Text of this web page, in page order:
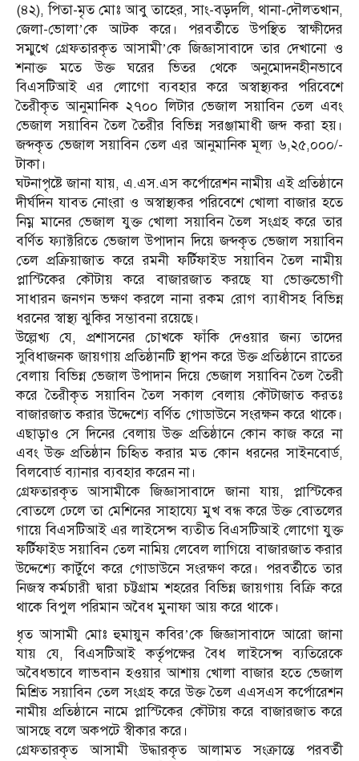
(৪২), পিতা-মৃত মোঃ আবু তাহের, সাং-বড়দলি, থানা-দৌলতখান,
জেলা-ভোলা’কে আটক করে। পরবর্তীতে উপস্থিত স্বাক্ষীদের
সম্মুখে গ্রেফতারকৃত আসামী’কে জিজ্ঞাসাবাদে তার দেখানো ও
শনাক্ত মতে উক্ত ঘরের ভিতর থেকে অনুমোদনহীনভাবে
বিএসটিআই এর লোগো ব্যবহার করে অস্বাস্থ্যকর পরিবেশে
তৈরীকৃত আনুমানিক ২৭০০ লিটার ভেজাল সয়াবিন তেল এবং
ভেজাল সয়াবিন তৈল তৈরীর বিভিন্ন সরঞ্জামাধী জব্দ করা হয়।
জব্দকৃত ভেজাল সয়াবিন তেল এর আনুমানিক মূল্য ৬,২৫,০০০/-
টাকা।
ঘটনাপৃষ্টে জানা যায়, এ.এস.এস কর্পোরেশন নামীয় এই প্রতিষ্ঠানে
দীর্ঘদিন যাবত নোংরা ও অস্বাস্থ্যকর পরিবেশে খোলা বাজার হতে
নিম্ন মানের ভেজাল যুক্ত খোলা সয়াবিন তৈল সংগ্রহ করে তার
বর্ণিত ফ্যাক্টরিতে ভেজাল উপাদান দিয়ে জব্দকৃত ভেজাল সয়াবিন
তেল প্রক্রিয়াজাত করে রমনী ফর্টিফাইড সয়াবিন তৈল নামীয়
প্লাস্টিকের কৌটায় করে বাজারজাত করছে যা ভোক্তভোগী
সাধারন জনগন ভক্ষণ করলে নানা রকম রোগ ব্যাধীসহ বিভিন্ন
ধরনের স্বাস্থ্য ঝুকির সম্ভাবনা রয়েছে।
উল্লেখ্য যে, প্রশাসনের চোখকে ফাঁকি দেওয়ার জন্য তাদের
সুবিধাজনক জায়গায় প্রতিষ্ঠানটি স্থাপন করে উক্ত প্রতিষ্ঠানে রাতের
বেলায় বিভিন্ন ভেজাল উপাদান দিয়ে ভেজাল সয়াবিন তৈল তৈরী
করে তৈরীকৃত সয়াবিন তৈল সকাল বেলায় কৌটাজাত করতঃ
বাজারজাত করার উদ্দেশ্যে বর্ণিত গোডাউনে সংরক্ষন করে থাকে।
এছাড়াও সে দিনের বেলায় উক্ত প্রতিষ্ঠানে কোন কাজ করে না
এবং উক্ত প্রতিষ্ঠান চিহিৃত করার মত কোন ধরনের সাইনবোর্ড,
বিলবোর্ড ব্যানার ব্যবহার করেন না।
গ্রেফতারকৃত আসামীকে জিজ্ঞাসাবাদে জানা যায়, প্লাস্টিকের
বোতলে ঢেলে তা মেশিনের সাহায্যে মুখ বন্ধ করে উক্ত বোতলের
গায়ে বিএসটিআই এর লাইসেন্স ব্যতীত বিএসটিআই লোগো যুক্ত
ফর্টিফাইড সয়াবিন তেল নামিয় লেবেল লাগিয়ে বাজারজাত করার
উদ্দেশ্যে কার্টুণে করে গোডাউনে সংরক্ষণ করে। পরবর্তীতে তার
নিজস্ব কর্মচারী দ্বারা চট্টগ্রাম শহরের বিভিন্ন জায়গায় বিক্রি করে
থাকে বিপুল পরিমান অবৈধ মুনাফা আয় করে থাকে।
ধৃত আসামী মোঃ হুমায়ুন কবির’কে জিজ্ঞাসাবাদে আরো জানা
যায় যে, বিএসটিআই কর্তৃপক্ষের বৈধ লাইসেন্স ব্যতিরেকে
অবৈধভাবে লাভবান হওয়ার আশায় খোলা বাজার হতে ভেজাল
মিশ্রিত সয়াবিন তেল সংগ্রহ করে উক্ত তৈল এএসএস কর্পোরেশন
নামীয় প্রতিষ্ঠানে নামে প্লাস্টিকের কৌটায় করে বাজারজাত করে
আসছে বলে অকপটে স্বীকার করে।
গ্রেফতারকৃত আসামী উদ্ধারকৃত আলামত সংক্রান্তে পরবর্তী